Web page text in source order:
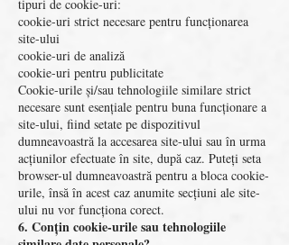
tipuri de cookie-uri:
cookie-uri strict necesare pentru funcționarea
site-ului
cookie-uri de analiză
cookie-uri pentru publicitate
Cookie-urile și/sau tehnologiile similare strict
necesare sunt esențiale pentru buna funcționare a
site-ului, fiind setate pe dispozitivul
dumneavoastră la accesarea site-ului sau în urma
acțiunilor efectuate în site, după caz. Puteți seta
browser-ul dumneavoastră pentru a bloca cookie-
urile, însă în acest caz anumite secțiuni ale site-
ului nu vor funcționa corect.
6. Conțin cookie-urile sau tehnologiile